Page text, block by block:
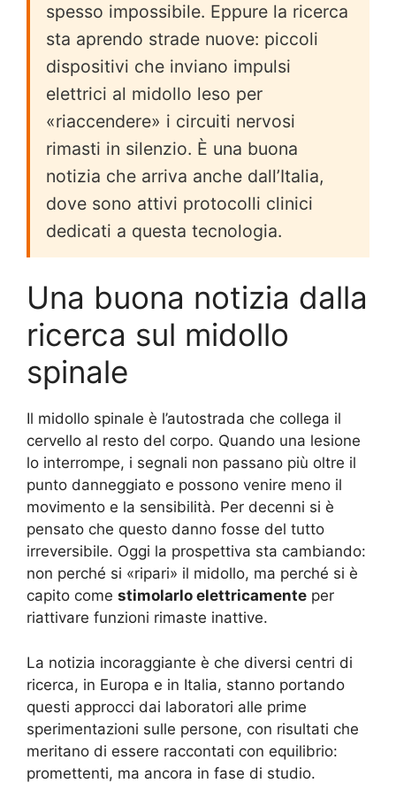
spesso impossibile. Eppure la ricerca
sta aprendo strade nuove: piccoli
dispositivi che inviano impulsi
elettrici al midollo leso per
«riaccendere» i circuiti nervosi
rimasti in silenzio. È una buona
notizia che arriva anche dall’Italia,
dove sono attivi protocolli clinici
dedicati a questa tecnologia.
Una buona notizia dalla
ricerca sul midollo
spinale
Il midollo spinale è l’autostrada che collega il
cervello al resto del corpo. Quando una lesione
lo interrompe, i segnali non passano più oltre il
punto danneggiato e possono venire meno il
movimento e la sensibilità. Per decenni si è
pensato che questo danno fosse del tutto
irreversibile. Oggi la prospettiva sta cambiando:
non perché si «ripari» il midollo, ma perché si è
capito come stimolarlo elettricamente per
riattivare funzioni rimaste inattive.
La notizia incoraggiante è che diversi centri di
ricerca, in Europa e in Italia, stanno portando
questi approcci dai laboratori alle prime
sperimentazioni sulle persone, con risultati che
meritano di essere raccontati con equilibrio:
promettenti, ma ancora in fase di studio.